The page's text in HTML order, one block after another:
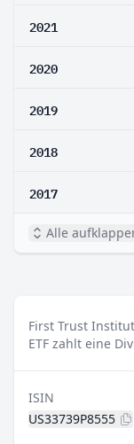
2021
2020
2019
2018
2017
Alle
First Trust
ETF zahlt eine
ISIN
US33739P8555